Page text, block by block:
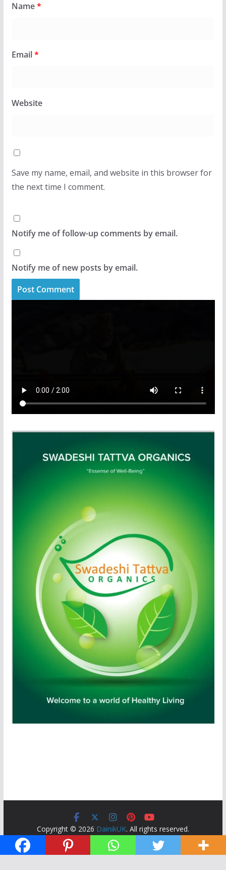
Name*
Email*
Website
Save my name, email, and website in this browser for
the next time I comment.
Notify me of follow-up comments by email.
Notify me of new posts by email.
Copyright © 2026 DainikUK. All rights reserved.
Theme:
ColorMag by ThemeGrill. Powered by WordPress.